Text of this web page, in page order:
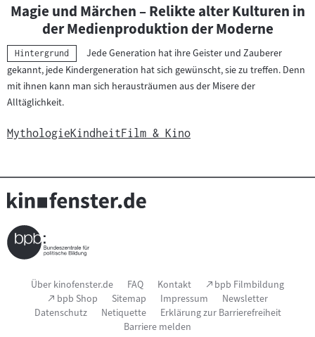
Magie und Märchen – Relikte alter Kulturen in
der Medienproduktion der Moderne
Kategorie:
Hintergrund
Jede Generation hat ihre Geister und Zauberer
gekannt, jede Kindergeneration hat sich gewünscht, sie zu treffen. Denn
mit ihnen kann man sich herausträumen aus der Misere der
Alltäglichkeit.
MythologieKindheitFilm & Kino
Seitenfußnavigation
Über kinofenster.de FAQ Kontakt (Link
öffnet
im
neuen
bpb Filmbildung
(Link
öffnet
im
bpb Shop Sitemap Impressum
Newsletter
Datenschutz
Netiquette
Erklärung zur Barrierefreiheit
Barriere melden